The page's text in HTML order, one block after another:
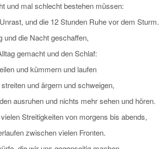
und mal schlecht bestehen müssen:
und die 12 Stunden Ruhe vor dem Sturm.
und die Nacht geschaffen,
gemacht und den Schlaf:
und kümmern und laufen
und ärgern und schweigen,
ausruhen und nichts mehr sehen und hören.
Streitigkeiten von morgens bis abends,
zwischen vielen Fronten.